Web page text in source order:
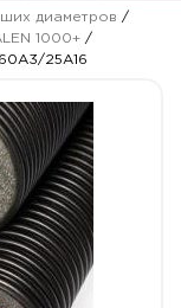
диаметров /
1000+/
25A16